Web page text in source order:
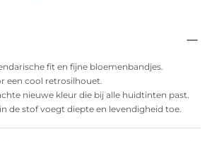
fit en fijne bloemenbandjes.
een cool retrosilhouet.
nieuwe kleur die bij alle huidtinten past.
de stof voegt diepte en levendigheid toe.